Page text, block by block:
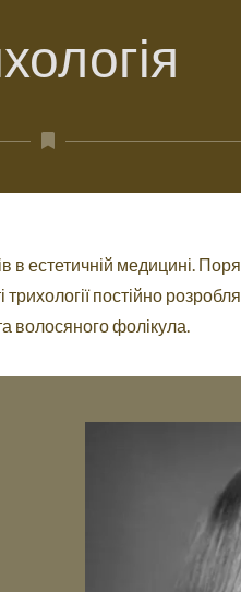
в естетичній медицині.
постійно
волосяного фолікула.